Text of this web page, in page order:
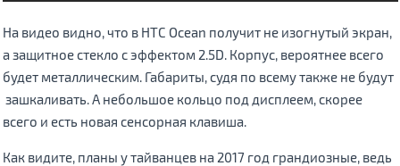
На видео видно, что в HTC Ocean получит не изогнутый экран,
а защитное стекло с эффектом 2.5D. Корпус, вероятнее всего
будет металлическим. Габариты, судя по всему также не будут
зашкаливать. А небольшое кольцо под дисплеем, скорее
всего и есть новая сенсорная клавиша.
Как видите, планы у тайванцев на 2017 год грандиозные, ведь